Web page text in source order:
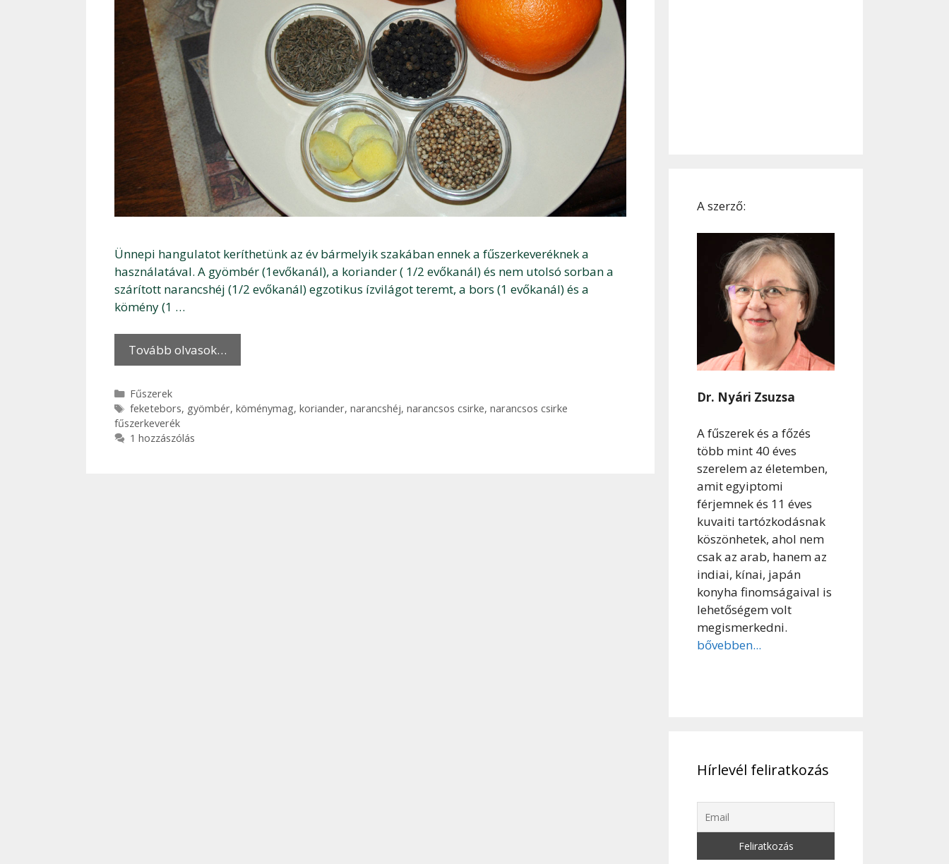
Ünnepi hangulatot keríthetünk az év bármelyik szakában ennek a fűszerkeveréknek a
használatával. A gyömbér (1evőkanál), a koriander ( 1/2 evőkanál) és nem utolsó sorban a
szárított narancshéj (1/2 evőkanál) egzotikus ízvilágot teremt, a bors (1 evőkanál) és a
kömény (1 …
Tovább olvasok…
Kategória
Fűszerek
Címkék
feketebors, gyömbér, köménymag, koriander, narancshéj, narancsos csirke, narancsos csirke
fűszerkeverék
1 hozzászólás
A szerző:
Dr. Nyári Zsuzsa
A fűszerek és a főzés
több mint 40 éves
szerelem az életemben,
amit egyiptomi
férjemnek és 11 éves
kuvaiti tartózkodásnak
köszönhetek, ahol nem
csak az arab, hanem az
indiai, kínai, japán
konyha finomságaival is
lehetőségem volt
megismerkedni.
bővebben...
Hírlevél feliratkozás